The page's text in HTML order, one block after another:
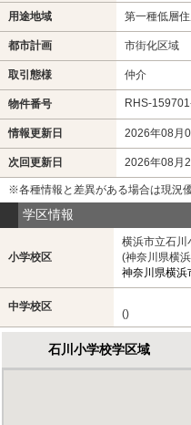
用途地域 第一種低層
都市計画 市街化区域
取引態様 仲介
物件番号 RHS-
情報更新日 2026年08月
次回更新日 2026年08月
※各種情報と差異がある場合は現況
学区情報
小学校区
横浜市立石川
(神奈川県横
神奈川県横浜
中学校区
()
石川小学校学区域